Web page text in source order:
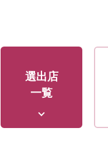
選出店
一覧